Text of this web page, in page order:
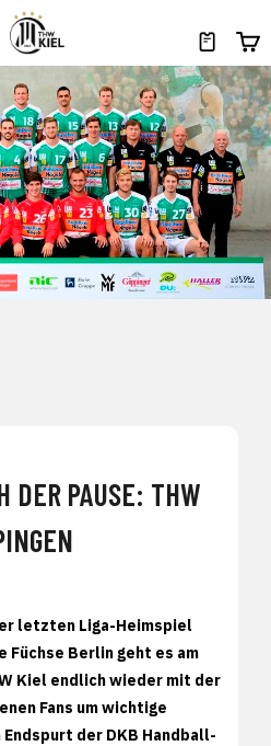
DER PAUSE: THW
letzten Liga-Heimspiel
Füchse Berlin geht es am
Kiel endlich wieder mit der
Fans um wichtige
der DKB Handball-